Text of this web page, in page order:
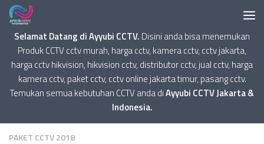
Selamat Datang di Ayyubi CCTV. Disini anda bisa menemukan
Produk CCTV cctv murah, harga cctv, kamera cctv, cctv jakarta,
harga cctv hikvision, hikvision cctv, distributor cctv, jual cctv, harga
kamera cctv, paket cctv, cctv online jakarta timur, pasang cctv.
Temukan semua kebutuhan CCTV anda diAyyubi CCTV Jakarta &
Indonesia.
PAKET CCTV 2018